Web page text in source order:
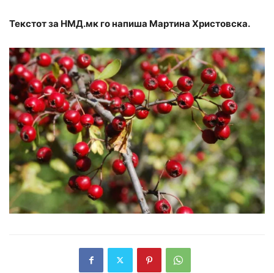
Текстот за НМД.мк го напиша Мартина Христовска.